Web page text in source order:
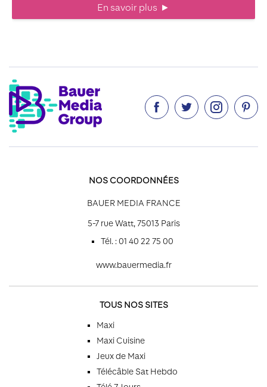
En savoir plus ►
   
NOS COORDONNÉES
BAUER MEDIA FRANCE
5-7 rue Watt, 75013 Paris
Tél. : 01 40 22 75 00
www.bauermedia.fr
TOUS NOS SITES
Maxi
Maxi Cuisine
Jeux de Maxi
Télécâble Sat Hebdo